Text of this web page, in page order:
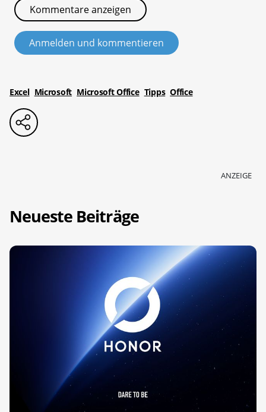
Kommentare anzeigen
Anmelden und kommentieren
Excel Microsoft Microsoft Office Tipps Office
ANZEIGE
Neueste Beiträge